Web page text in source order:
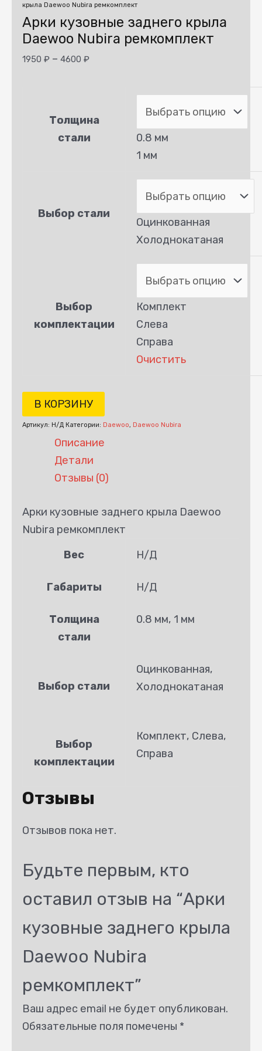
крыла Daewoo Nubira ремкомплект
Арки кузовные заднего крыла
Daewoo Nubira ремкомплект
1950₽ –4600₽
Толщина
стали
0.8 мм
1 мм
Выбор стали
Оцинкованная
Холоднокатаная
Выбор
комплектации
Комплект
Слева
Справа
Очистить
В КОРЗИНУ
Артикул: Н/Д Категории: Daewoo, Daewoo Nubira
Описание
Детали
Отзывы (0)
Арки кузовные заднего крыла Daewoo
Nubira ремкомплект
Вес
Н/Д
Габариты Н/Д
Толщина
стали
0.8 мм, 1 мм
Выбор стали
Оцинкованная,
Холоднокатаная
Выбор
комплектации
Комплект, Слева,
Справа
Отзывы
Отзывов пока нет.
Будьте первым, кто
оставил отзыв на “Арки
кузовные заднего крыла
Daewoo Nubira
ремкомплект”
Ваш адрес email не будет опубликован.
Обязательные поля помечены *